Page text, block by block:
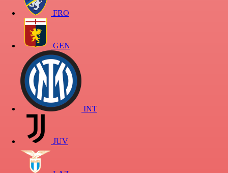
FRO
GEN
INT
JUV